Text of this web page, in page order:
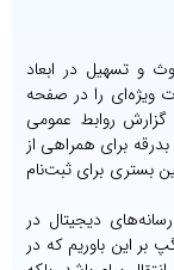
و تسهیل در ابعاد
ویژه‌ای را در صفحه
روابط عمومی
برای همراهی از
بستری برای ثبت‌نام
دیجیتال در
این باوریم که در